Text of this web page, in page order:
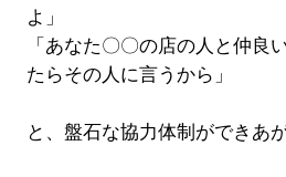
よ」
「あなた〇〇の店の人と仲良
たらその人に言うから」
と、盤石な協力体制ができあ